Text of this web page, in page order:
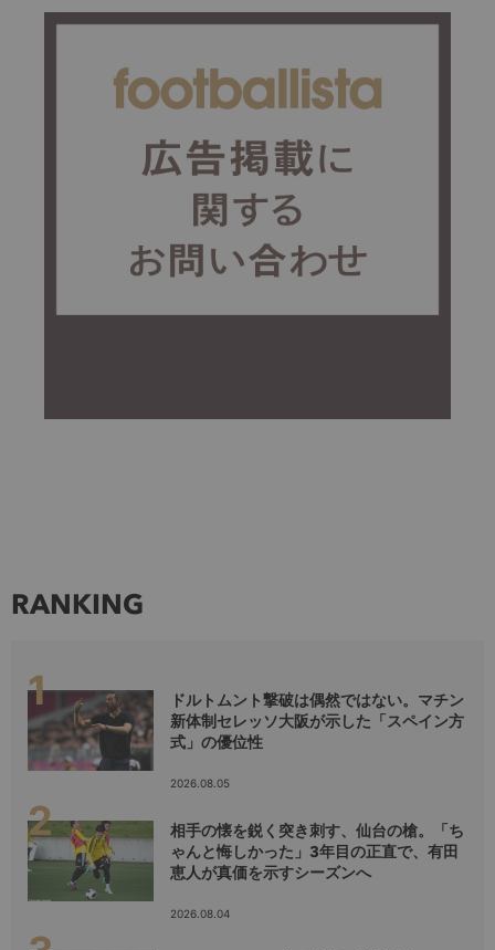
RANKING
ドルトムント撃破は偶然ではない。マチン
新体制セレッソ大阪が示した「スペイン方
式」の優位性
2026.08.05
相手の懐を鋭く突き刺す、仙台の槍。「ち
ゃんと悔しかった」3年目の正直で、有田
恵人が真価を示すシーズンへ
2026.08.04